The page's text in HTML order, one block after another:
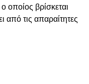
οποίος βρίσκεται
από τις απαραίτητες